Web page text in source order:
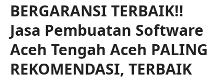
BERGARANSI TERBAIK!!
Jasa Pembuatan Software
Aceh Tengah Aceh PALING
REKOMENDASI, TERBAIK